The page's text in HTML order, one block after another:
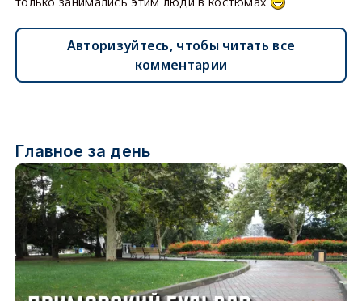
Авторизуйтесь, чтобы читать все
комментарии
Главное за день